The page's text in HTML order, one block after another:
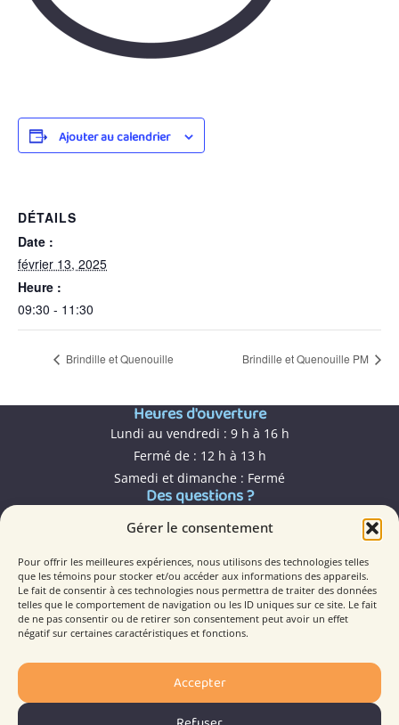
Gérer le consentement
Pour offrir les meilleures expériences, nous utilisons des technologies telles
que les témoins pour stocker et/ou accéder aux informations des appareils.
Le fait de consentir à ces technologies nous permettra de traiter des données
telles que le comportement de navigation ou les ID uniques sur ce site. Le fait
de ne pas consentir ou de retirer son consentement peut avoir un effet
négatif sur certaines caractéristiques et fonctions.
Accepter
Ajouter au calendrier
DÉTAILS
Date :
février 13, 2025
Heure :
09:30 - 11:30
Brindille et Quenouille Brindille et Quenouille PM
Heures d'ouverture
Lundi au vendredi : 9 h à 16 h
Fermé de : 12 h à 13 h
Samedi et dimanche : Fermé
Des questions ?
819 757-6755
info@mfmalartic.com
Faites partie de la famille!
Devenir membre
Espace documentation